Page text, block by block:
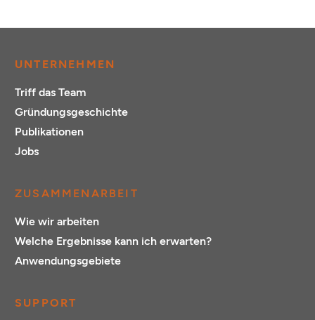
UNTERNEHMEN
Triff das Team
Gründungsgeschichte
Publikationen
Jobs
ZUSAMMENARBEIT
Wie wir arbeiten
Welche Ergebnisse kann ich erwarten?
Anwendungsgebiete
SUPPORT